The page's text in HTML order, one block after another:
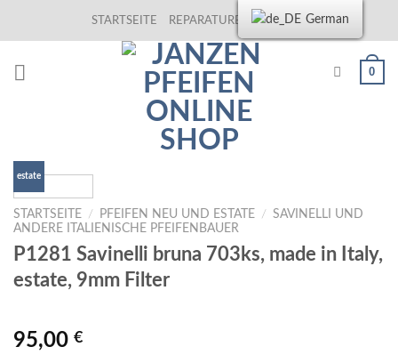
STARTSEITE REPARATUREN KONTAKT
0
estate
STARTSEITE / PFEIFEN NEU UND ESTATE / SAVINELLI UND
ANDERE ITALIENISCHE PFEIFENBAUER
P1281 Savinelli bruna 703ks, made in Italy,
estate, 9mm Filter
95,00 €
German